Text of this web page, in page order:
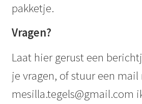
pakketje.
Vragen?
Laat hier gerust een
je vragen, of stuur een mail
mesilla.tegels@gmail.com